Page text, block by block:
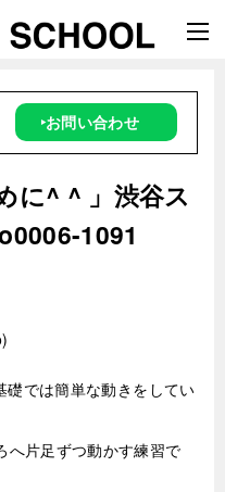
‣お問い合わせ
に^ ^ 」渋谷ス
1091
では簡単な動きをしてい
へ片足ずつ動かす練習で